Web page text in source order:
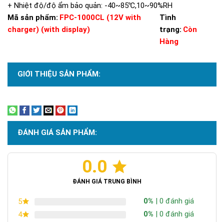
+ Nhiệt độ/độ ẩm bảo quản: -40~85℃,10~90%RH
Mã sản phẩm: FPC-1000CL (12V with
charger) (with display)
Tình
trạng: Còn
Hàng
GIỚI THIỆU SẢN PHẨM:Xem thêm
ĐÁNH GIÁ SẢN PHẨM:
0.0
ĐÁNH GIÁ TRUNG BÌNH
5 0% | 0 đánh giá
4
0% | 0 đánh giá